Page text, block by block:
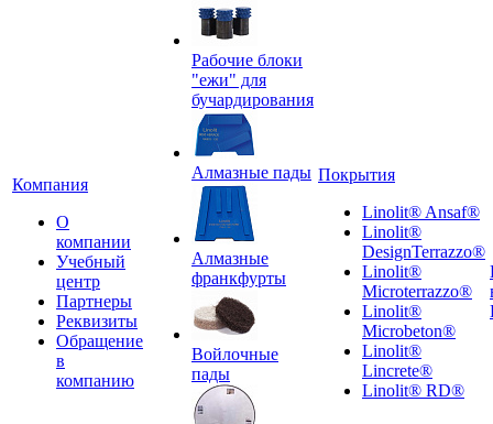
Компания
О
компании
Учебный
центр
Партнеры
Реквизиты
Обращение
в
компанию
Рабочие блоки
"ежи" для
бучардирования
Алмазные пады
Алмазные
франкфурты
Войлочные
пады
Покрытия
Linolit® Ansaf®
Linolit®
DesignTerrazzo®
Linolit®
Microterrazzo®
Linolit®
Microbeton®
Linolit®
Lincrete®
Linolit® RD®